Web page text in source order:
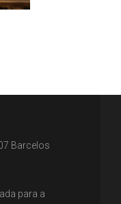
Barcelos
para a